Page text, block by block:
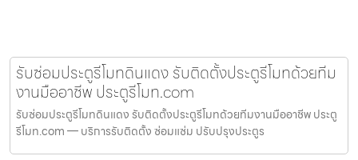
รับซ่อมประตูรีโมทดินแดง รับติดตั้งประตูรีโมทด้วยทีม
งานมืออาชีพ ประตูรีโมท.com
รับซ่อมประตูรีโมทดินแดง รับติดตั้งประตูรีโมทด้วยทีมงานมืออาชีพ ประตู
รีโมท.com — บริการรับติดตั้ง ซ่อมแซ่ม ปรับปรุงประตูร